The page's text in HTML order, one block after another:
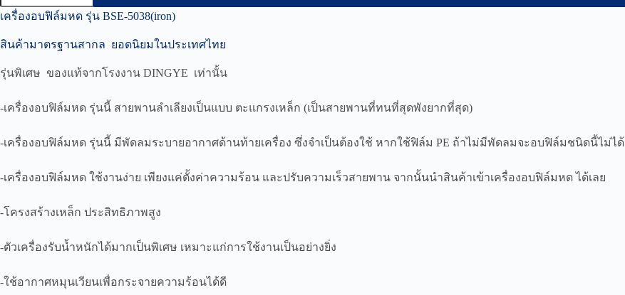
อบ
หด
BSE-
ชิ้น
เครื่องอบฟิล์มหด รุ่น BSE-5038(iron)
สินค้ามาตรฐานสากล ยอดนิยมในประเทศไทย
รุ่นพิเศษ ของแท้จากโรงงาน DINGYE เท่านั้น
-เครื่องอบฟิล์มหด รุ่นนี้ สายพานลำเลียงเป็นแบบ ตะแกรงเหล็ก (เป็นสายพานที่ทนที่สุดพังยากที่สุด)
-เครื่องอบฟิล์มหด รุ่นนี้ มีพัดลมระบายอากาศด้านท้ายเครื่อง ซึ่งจำเป็นต้องใช้ หากใช้ฟิล์ม PE ถ้าไม่มีพัดลมจะอบฟิล์มชนิดนี้ไม่ได้
-เครื่องอบฟิล์มหด ใช้งานง่าย เพียงแค่ตั้งค่าความร้อน และปรับความเร็วสายพาน จากนั้นนำสินค้าเข้าเครื่องอบฟิล์มหด ได้เลย
-โครงสร้างเหล็ก ประสิทธิภาพสูง
-ตัวเครื่องรับน้ำหนักได้มากเป็นพิเศษ เหมาะแก่การใช้งานเป็นอย่างยิ่ง
-ใช้อากาศหมุนเวียนเพื่อกระจายความร้อนได้ดี